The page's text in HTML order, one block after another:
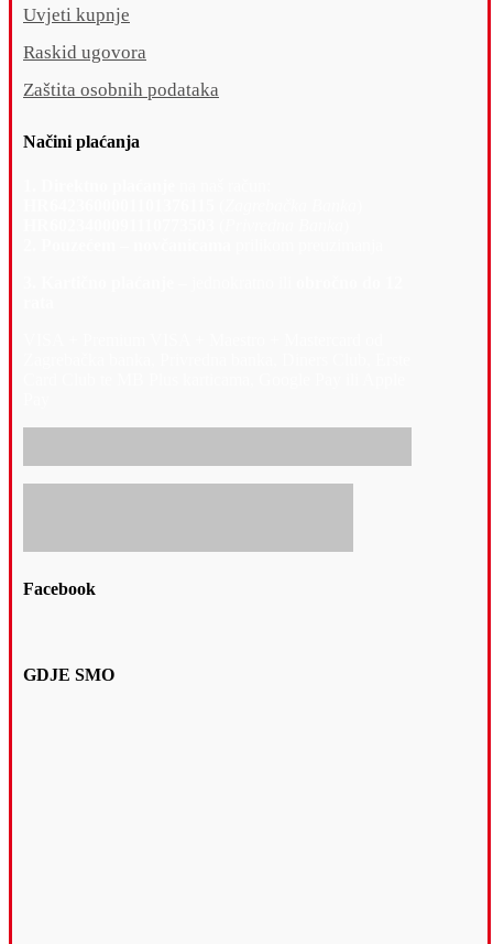
Uvjeti kupnje
Raskid ugovora
Zaštita osobnih podataka
Načini plaćanja
Facebook
GDJE SMO